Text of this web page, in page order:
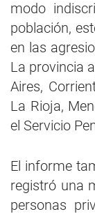
modo
población,
en las
La provincia
Aires,
La Rioja,
el Servicio
El informe
registró una
personas